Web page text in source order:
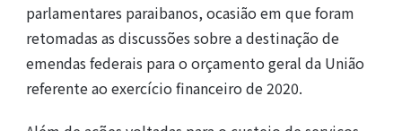
parlamentares paraibanos, ocasião em que foram
retomadas as discussões sobre a destinação de
emendas federais para o orçamento geral da União
referente ao exercício financeiro de 2020.